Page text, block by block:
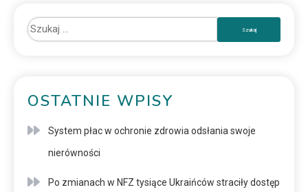
OSTATNIE WPISY
System płac w ochronie zdrowia odsłania swoje
nierówności
Po zmianach w NFZ tysiące Ukraińców straciły dostęp